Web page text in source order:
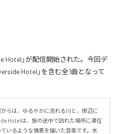
Hotel」が配信開始された。今回デ
Hotel」を含む全1曲となって
らは、ゆるやかに流れる川と、岸辺に
Hotelは、旅の途中で訪れた場所に滞在
いるような情景を描いた音楽です。水